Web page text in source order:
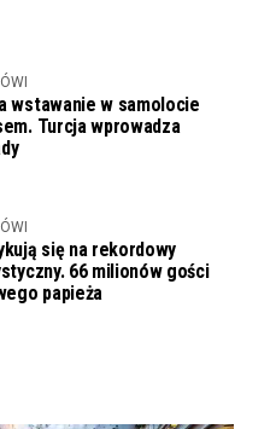
wstawanie w samolocie
Turcja wprowadza
się na rekordowy
66 milionów gości
papieża